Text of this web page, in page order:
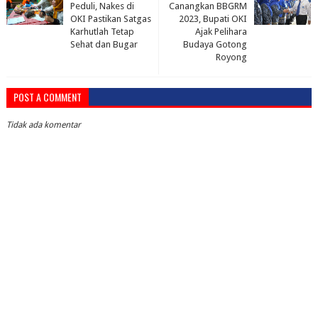
Canangkan BBGRM
2023, Bupati OKI
Ajak Pelihara
Budaya Gotong
Royong
Peduli, Nakes di
OKI Pastikan Satgas
Karhutlah Tetap
Sehat dan Bugar
POST A COMMENT
Tidak ada komentar